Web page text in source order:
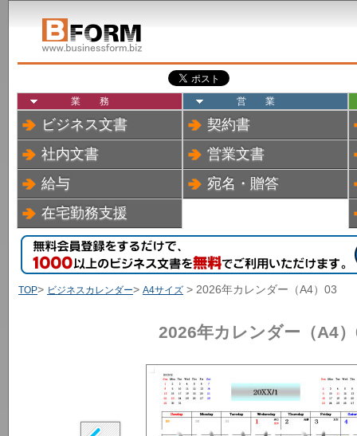
業務
ビジネス文書
社内文書
給与
在宅勤務支援
営業
契約書
営業文書
宛名・贈答
TOP> ビジネスカレンダー> A4サイズ > 2026年カレンダー（A4）03
2026年カレンダー（A4